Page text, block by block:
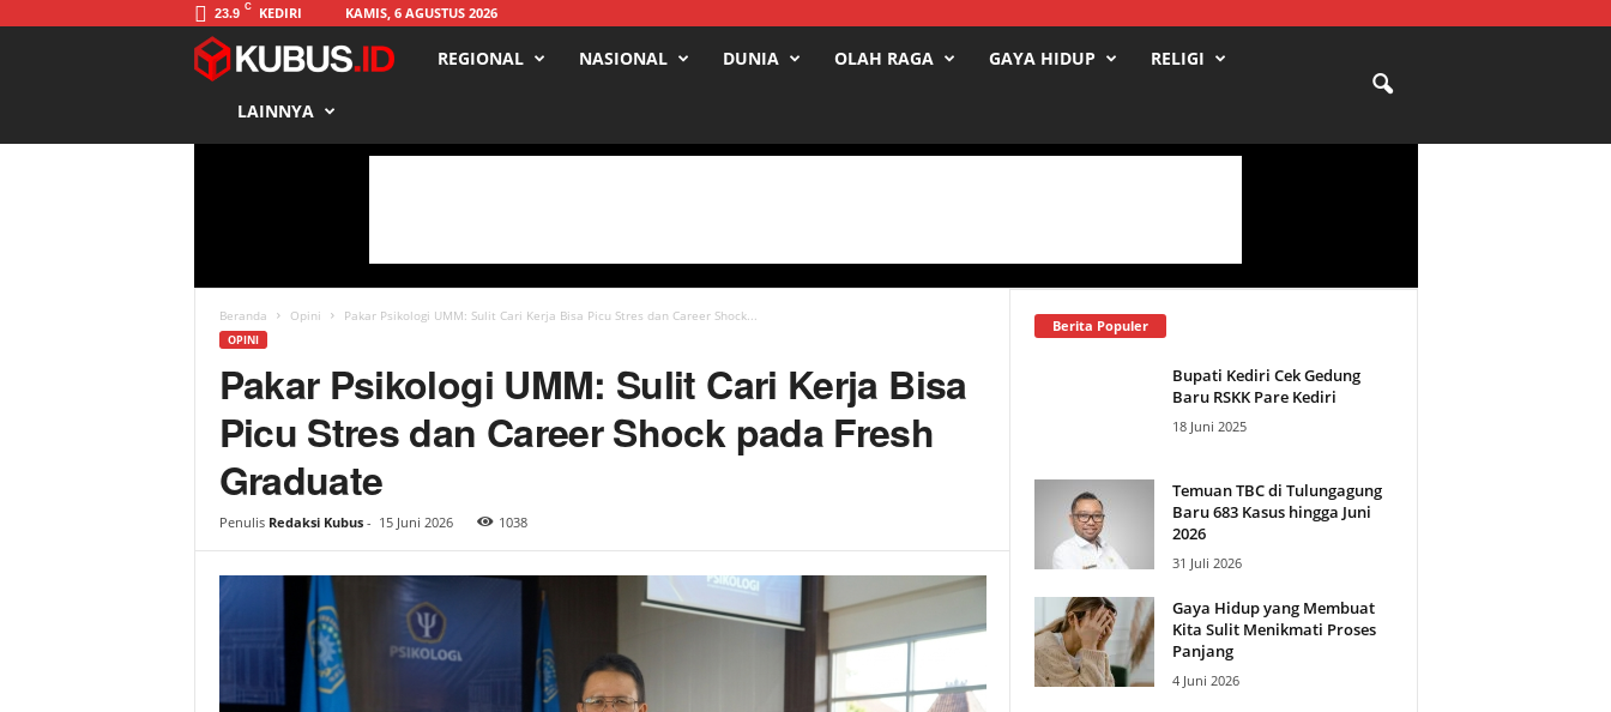
23.9 C KEDIRI KAMIS, 6 AGUSTUS 2026
s
REGIONAL NASIONAL DUNIA OLAH RAGA GAYA HIDUP RELIGI
LAINNYA
Beranda Opini Pakar Psikologi UMM: Sulit Cari Kerja Bisa Picu Stres dan Career Shock...
OPINI
Pakar Psikologi UMM: Sulit Cari Kerja Bisa
Picu Stres dan Career Shock pada Fresh
Graduate
Penulis Redaksi Kubus- 15 Juni 2026 1038
Berita Populer
Bupati Kediri Cek Gedung
Baru RSKK Pare Kediri
18 Juni 2025
Temuan TBC di Tulungagung
Baru 683 Kasus hingga Juni
2026
31 Juli 2026
Gaya Hidup yang Membuat
Kita Sulit Menikmati Proses
Panjang
4 Juni 2026